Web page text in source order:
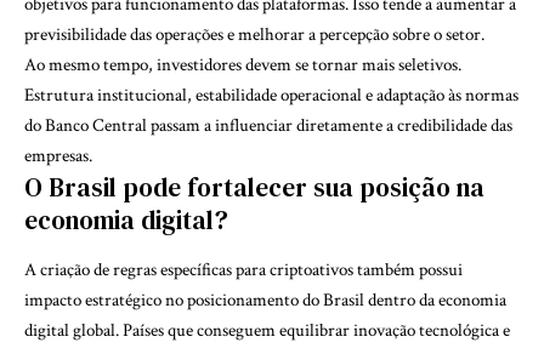
previsibilidade das operações e melhorar a percepção sobre o setor.
Ao mesmo tempo, investidores devem se tornar mais seletivos.
Estrutura institucional, estabilidade operacional e adaptação às normas
do Banco Central passam a influenciar diretamente a credibilidade das
empresas.
O Brasil pode fortalecer sua posição na
economia digital?
A criação de regras específicas para criptoativos também possui
impacto estratégico no posicionamento do Brasil dentro da economia
digital global. Países que conseguem equilibrar inovação tecnológica e